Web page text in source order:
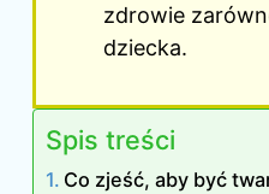
zdrowie
dziecka.
Spis treści
Co zjeść, aby być